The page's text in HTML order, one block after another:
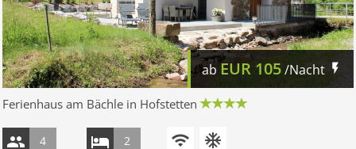
ab EUR 105/Nacht
Ferienhaus am Bächle in Hofstetten
4 2